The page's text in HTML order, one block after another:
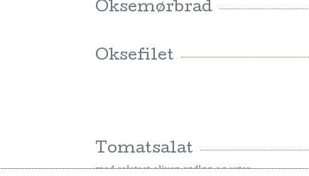
Oksemørbrad
Oksefilet
Tomatsalat
med salatost oliven rødløg og urter